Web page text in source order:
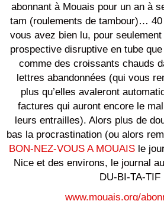
abonnant à Mouais pour un an à
tam (roulements de tambour)…
vous avez bien lu, pour seulement
prospective disruptive en tube
comme des croissants chauds
lettres abandonnées (qui vous
plus qu’elles avaleront
factures qui auront encore le
leurs entrailles). Alors plus de
bas la procrastination (ou alors
BON-NEZ-VOUS A MOUAISle
Nice et des environs, le journal
DU-BI-TA-TIF
www.mouais.org/